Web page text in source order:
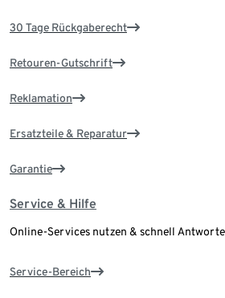
30 Tage Rückgaberecht
Retouren-Gutschrift
Reklamation
Ersatzteile & Reparatur
Garantie
Service & Hilfe
Online-Services nutzen & schnell
Service-Bereich